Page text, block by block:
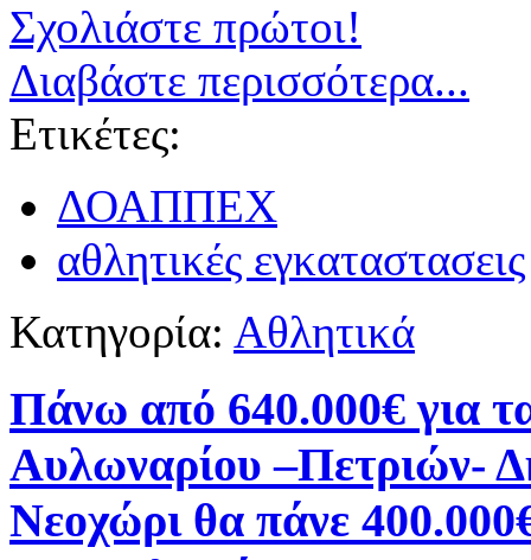
Σχολιάστε πρώτοι!
Διαβάστε περισσότερα...
Ετικέτες:
ΔΟΑΠΠΕΧ
αθλητικές εγκαταστασεις
Κατηγορία: Αθλητικά
Πάνω από 640.000€ για
Αυλωναρίου –Πετριών-
Νεοχώρι θα πάνε